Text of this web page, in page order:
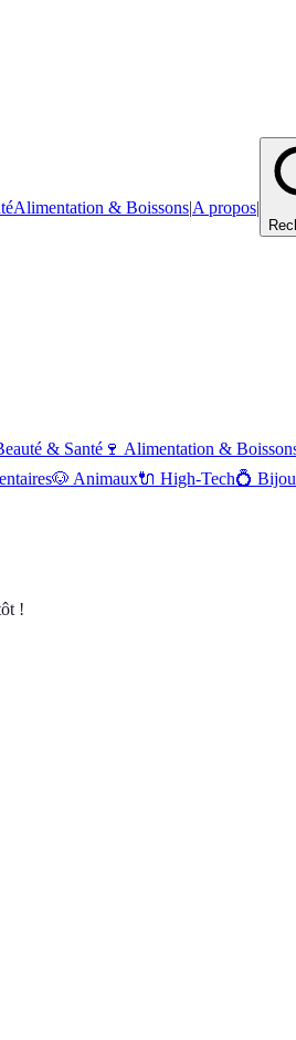
Alimentation & Boissons|A propos|
& Santé 🍷 Alimentation &
🐶 Animaux🔌 High-Tech💍
!